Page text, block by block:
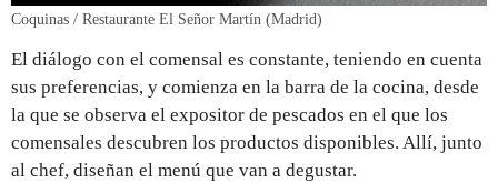
Coquinas / Restaurante El Señor Martín (Madrid)
El diálogo con el comensal es constante, teniendo en cuenta
sus preferencias, y comienza en la barra de la cocina, desde
la que se observa el expositor de pescados en el que los
comensales descubren los productos disponibles. Allí, junto
al chef, diseñan el menú que van a degustar.